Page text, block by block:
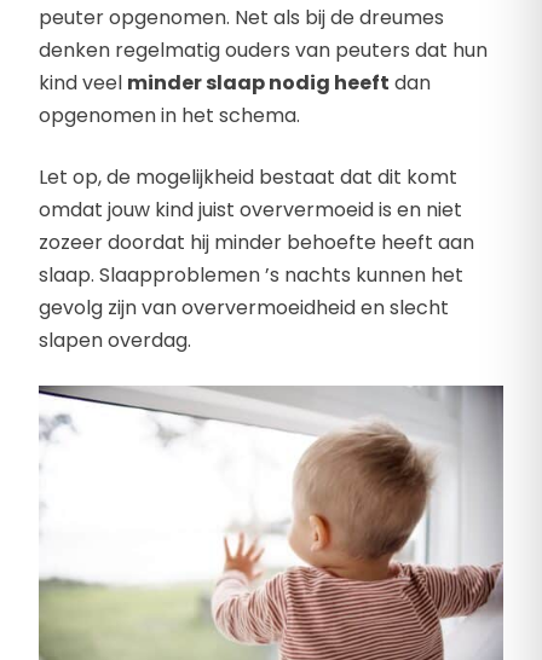
peuter opgenomen. Net als bij de dreumes
denken regelmatig ouders van peuters dat hun
kind veel minder slaap nodig heeft dan
opgenomen in het schema.
Let op, de mogelijkheid bestaat dat dit komt
omdat jouw kind juist oververmoeid is en niet
zozeer doordat hij minder behoefte heeft aan
slaap. Slaapproblemen ’s nachts kunnen het
gevolg zijn van oververmoeidheid en slecht
slapen overdag.